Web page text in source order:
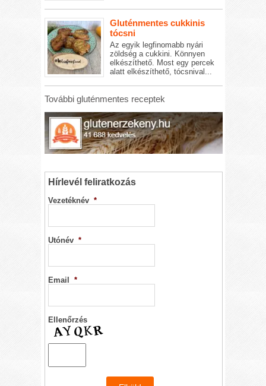
Gluténmentes cukkinis
tócsni
Az egyik legfinomabb nyári
zöldség a cukkini. Könnyen
elkészíthető. Most egy percek
alatt elkészíthető, tócsnival...
További gluténmentes receptek
Hírlevél feliratkozás
Vezetéknév *
Utónév *
Email *
Ellenőrzés